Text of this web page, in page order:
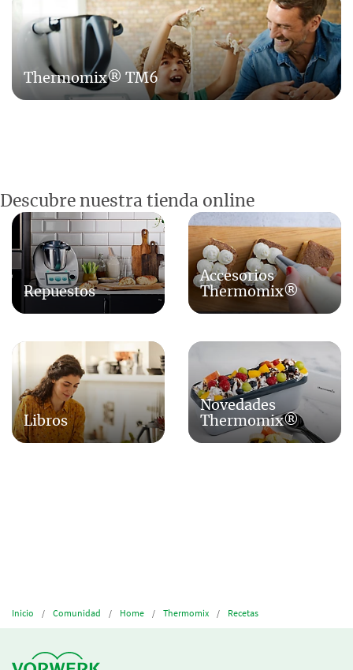
Thermomix® TM6
Descubre nuestra tienda online
Repuestos
Accesorios
Thermomix®
Libros
Novedades
Thermomix®
Inicio Comunidad Home Thermomix Recetas